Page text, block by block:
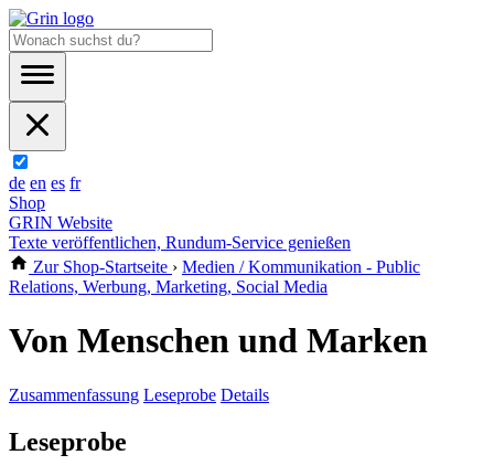
de en es fr
Shop
GRIN Website
Texte veröffentlichen, Rundum-Service genießen
Zur Shop-Startseite › Medien / Kommunikation - Public
Relations, Werbung, Marketing, Social Media
Von Menschen und Marken
Zusammenfassung Leseprobe Details
Leseprobe